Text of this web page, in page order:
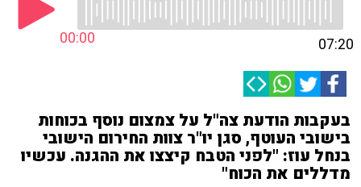
00:00 07:20
בעקבות הודעת צה"ל על צמצום נוסף בכוחות
בישובי העוטף, סגן יו"ר צוות החירום הישובי
בנחל עוז: "לפני הטבח קיצצו את ההגנה. עכשיו
מדללים את הכוח"